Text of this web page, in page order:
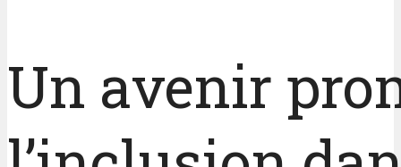
Un avenir